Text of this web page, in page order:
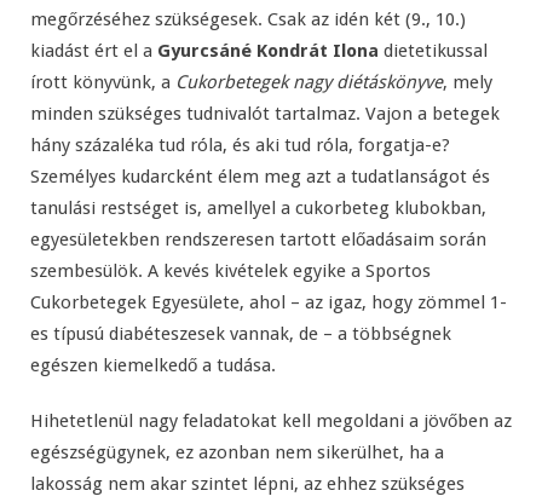
megőrzéséhez szükségesek. Csak az idén két (9., 10.)
kiadást ért el a Gyurcsáné Kondrát Ilona dietetikussal
írott könyvünk, a Cukorbetegek nagy diétáskönyve, mely
minden szükséges tudnivalót tartalmaz. Vajon a betegek
hány százaléka tud róla, és aki tud róla, forgatja-e?
Személyes kudarcként élem meg azt a tudatlanságot és
tanulási restséget is, amellyel a cukorbeteg klubokban,
egyesületekben rendszeresen tartott előadásaim során
szembesülök. A kevés kivételek egyike a Sportos
Cukorbetegek Egyesülete, ahol – az igaz, hogy zömmel 1-
es típusú diabéteszesek vannak, de – a többségnek
egészen kiemelkedő a tudása.
Hihetetlenül nagy feladatokat kell megoldani a jövőben az
egészségügynek, ez azonban nem sikerülhet, ha a
lakosság nem akar szintet lépni, az ehhez szükséges